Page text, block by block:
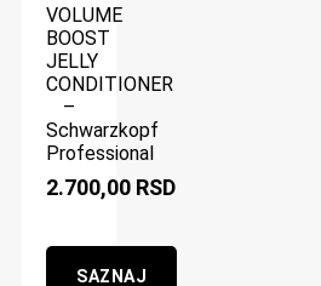
VOLUME
BOOST
JELLY
CONDITIONER
–
Schwarzkopf
Professional
2.700,00 RSD
SAZNAJ